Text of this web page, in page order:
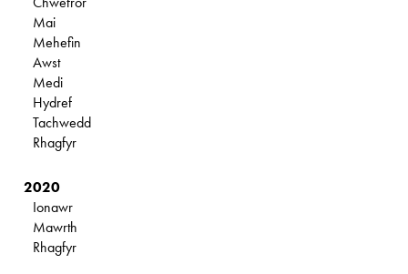
Mai
Mehefin
Awst
Medi
Hydref
Tachwedd
Rhagfyr
2020
Ionawr
Mawrth
Rhagfyr